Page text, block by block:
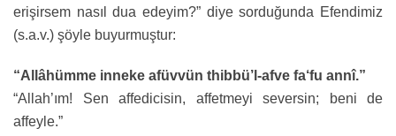
erişirsem nasıl dua edeyim?” diye sorduğunda Efendimiz
(s.a.v.) şöyle buyurmuştur:
“Allâhümme inneke afüvvün thibbü’l-afve fa‘fu annî.”
“Allah’ım! Sen affedicisin, affetmeyi seversin; beni de
affeyle.”